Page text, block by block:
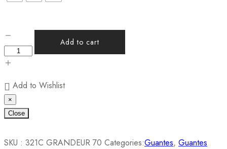
Add to cart
Add to Wishlist
×
Close
SKU : 321C GRANDEUR 70 Categories:Guantes, Guantes